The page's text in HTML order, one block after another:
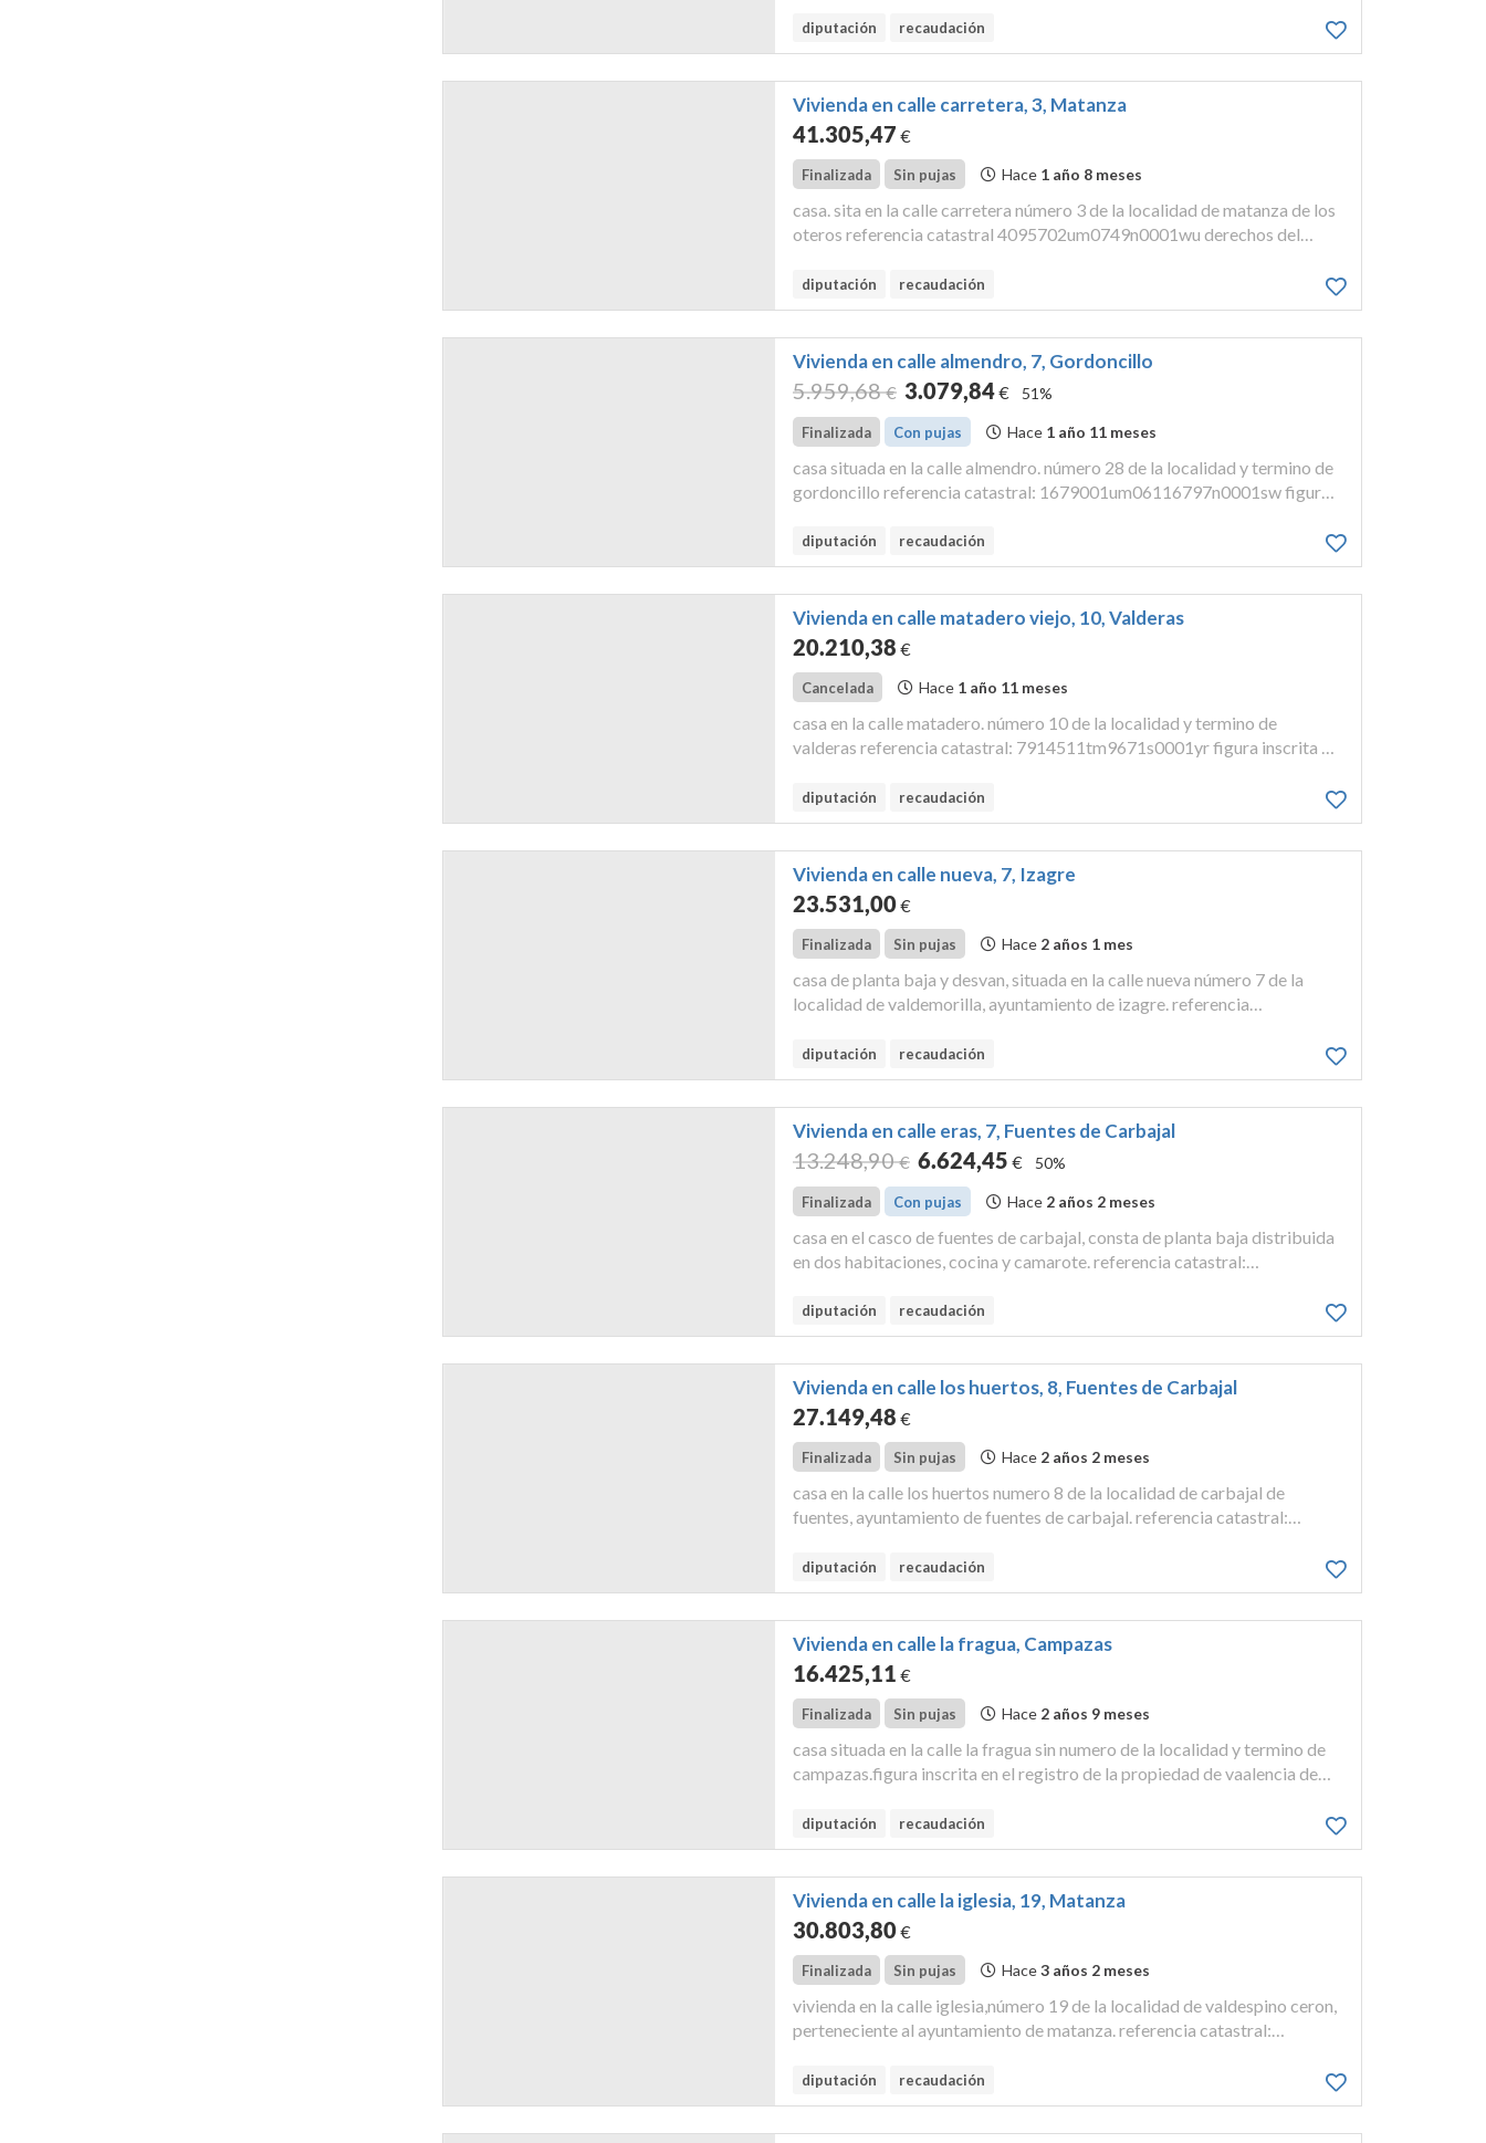
que es lo que se embarga. sup...
diputación recaudación
Vivienda en calle carretera, 3, Matanza
41.305,47 €
Finalizada Sin pujas Hace 1 año 8 meses
casa. sita en la calle carretera número 3 de la localidad de matanza de los
oteros referencia catastral 4095702um0749n0001wu derechos del
metros cuadrados, sobre la qu...
diputación recaudación
Vivienda en calle almendro, 7, Gordoncillo
5.959,68 € 3.079,84€ 51%
Finalizada Con pujas Hace 1 año 11 meses
casa situada en la calle almendro. número 28 de la localidad y termino de
gordoncillo referencia catastral: 1679001um06116797n0001sw figura
1427, del libro 39, folio...
diputación recaudación
Vivienda en calle matadero viejo, 10, Valderas
20.210,38 €
Cancelada Hace 1 año 11 meses
casa en la calle matadero. número 10 de la localidad y termino de
valderas referencia catastral: 7914511tm9671s0001yr figura inscrita en
96, folio 217 es la finca ...
diputación recaudación
Vivienda en calle nueva, 7, Izagre
23.531,00€
Finalizada Sin pujas Hace 2 años 1 mes
casa de planta baja y desvan, situada en la calle nueva número 7 de la
localidad de valdemorilla, ayuntamiento de izagre. referencia
propiedad de valencia de don juan, ...
diputación recaudación
Vivienda en calle eras, 7, Fuentes de Carbajal
13.248,90 € 6.624,45 € 50%
Finalizada Con pujas Hace 2 años 2 meses
casa en el casco de fuentes de carbajal, consta de planta baja distribuida
en dos habitaciones, cocina y camarote. referencia catastral:
de valencia de don juan, al tom...
diputación recaudación
Vivienda en calle los huertos, 8, Fuentes de Carbajal
27.149,48 €
Finalizada Sin pujas Hace 2 años 2 meses
casa en la calle los huertos numero 8 de la localidad de carbajal de
fuentes, ayuntamiento de fuentes de carbajal. referencia catastral:
de valencia de don juan, al tom...
diputación recaudación
Vivienda en calle la fragua, Campazas
16.425,11 €
Finalizada Sin pujas Hace 2 años 9 meses
casa situada en la calle la fragua sin numero de la localidad y termino de
campazas.figura inscrita en el registro de la propiedad de vaalencia de
linda: ...
diputación recaudación
Vivienda en calle la iglesia, 19, Matanza
30.803,80€
Finalizada Sin pujas Hace3 años 2 meses
vivienda en la calle iglesia,número 19 de la localidad de valdespino ceron,
perteneciente al ayuntamiento de matanza. referencia catastral:
superficie construida: 344 me...
diputación recaudación